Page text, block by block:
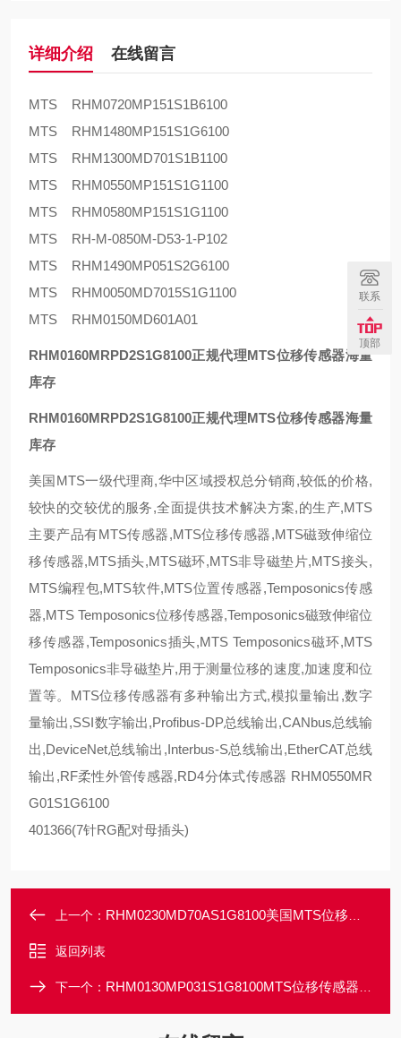
详细介绍 在线留言
MTS RHM0720MP151S1B6100
MTS RHM1480MP151S1G6100
MTS RHM1300MD701S1B1100
MTS RHM0550MP151S1G1100
MTS RHM0580MP151S1G1100
MTS RH-M-0850M-D53-1-P102
MTS RHM1490MP051S2G6100
MTS RHM0050MD7015S1G1100
MTS RHM0150MD601A01
RHM0160MRPD2S1G8100正规代理MTS位移传感器海量
库存
RHM0160MRPD2S1G8100正规代理MTS位移传感器海量
库存
美国MTS一级代理商,华中区域授权总分销商,较低的价格,
较快的交较优的服务,全面提供技术解决方案,的生产,MTS
主要产品有MTS传感器,MTS位移传感器,MTS磁致伸缩位
移传感器,MTS插头,MTS磁环,MTS非导磁垫片,MTS接头,
MTS编程包,MTS软件,MTS位置传感器,Temposonics传感
器,MTS Temposonics位移传感器,Temposonics磁致伸缩位
移传感器,Temposonics插头,MTS Temposonics磁环,MTS
Temposonics非导磁垫片,用于测量位移的速度,加速度和位
置等。MTS位移传感器有多种输出方式,模拟量输出,数字
量输出,SSI数字输出,Profibus-DP总线输出,CANbus总线输
出,DeviceNet总线输出,Interbus-S总线输出,EtherCAT总线
输出,RF柔性外管传感器,RD4分体式传感器 RHM0550MR
G01S1G6100
401366(7针RG配对母插头)
上一个： RHM0230MD70AS1G8100美国MTS位移传感器授权经销大量现货
返回列表
下一个： RHM0130MP031S1G8100MTS位移传感器MTS一级代理商
联系
顶部